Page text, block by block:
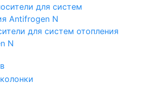
для систем отопления
N